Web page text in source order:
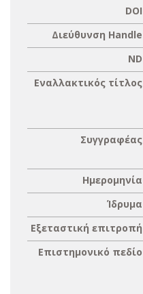
DOI
Διεύθυνση Handle
ND
Εναλλακτικός τίτλος
Συγγραφέας
Ημερομηνία
Ίδρυμα
Εξεταστική επιτροπή
Επιστημονικό πεδίο